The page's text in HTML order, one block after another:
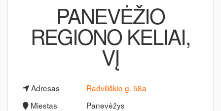
PANEVĖŽIO
REGIONO KELIAI,
VĮ
Adresas
Radviliškio g. 58a
Miestas
Panevėžys